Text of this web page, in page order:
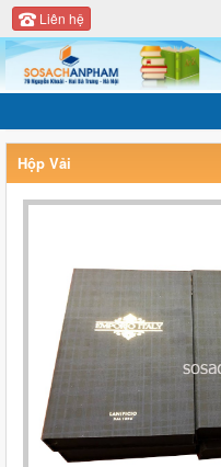
Liên hệ
Hộp Vải